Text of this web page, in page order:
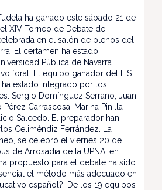
ha ganado este sábado 21 de
XIV Torneo de Debate de
en el salón de plenos del
El certamen ha estado
Pública de Navarra
foral. El equipo ganador del IES
ha estado integrado por los
Sergio Domínguez Serrano, Juan
Pérez Carrascosa, Marina Pinilla
Salcedo. El preparador han
Celiméndiz Ferrández. La
se celebró el viernes 20 de
de Arrosadia de la UPNA, en
propuesto para el debate ha sido
el método más adecuado en
español?, De los 19 equipos